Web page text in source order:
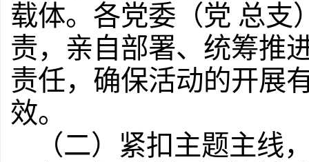
载体。各党委（党 总支
责，亲自部署、统筹推
责任，确保活动的开展
效。
（二）紧扣主题主线